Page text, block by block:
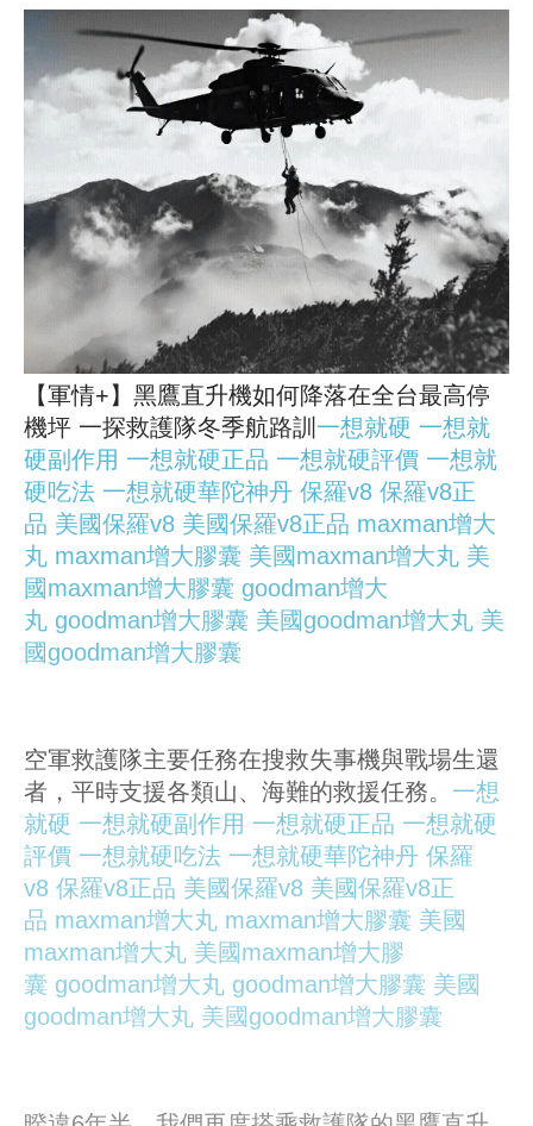
【軍情+】黑鷹直升機如何降落在全台最高停
機坪 一探救護隊冬季航路訓 一想就硬 一想就
硬副作用 一想就硬正品 一想就硬評價 一想就
硬吃法 一想就硬華陀神丹 保羅v8 保羅v8正
品 美國保羅v8 美國保羅v8正品 maxman增大
丸 maxman增大膠囊 美國maxman增大丸 美
國maxman增大膠囊 goodman增大
丸 goodman增大膠囊 美國goodman增大丸 美
國goodman增大膠囊
空軍救護隊主要任務在搜救失事機與戰場生還
者，平時支援各類山、海難的救援任務。 一想
就硬 一想就硬副作用 一想就硬正品 一想就硬
評價 一想就硬吃法 一想就硬華陀神丹 保羅
v8 保羅v8正品 美國保羅v8 美國保羅v8正
品 maxman增大丸 maxman增大膠囊 美國
maxman增大丸 美國maxman增大膠
囊 goodman增大丸 goodman增大膠囊 美國
goodman增大丸 美國goodman增大膠囊